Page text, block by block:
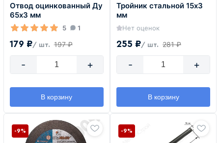
Отвод оцинкованный Ду
65х3 мм
5 1
179 ₽/ шт. 197 ₽
- +
В корзину
Тройник стальной 15х3
мм
Нет оценок
255 ₽/ шт. 281 ₽
- +
В корзину
-9% -9%